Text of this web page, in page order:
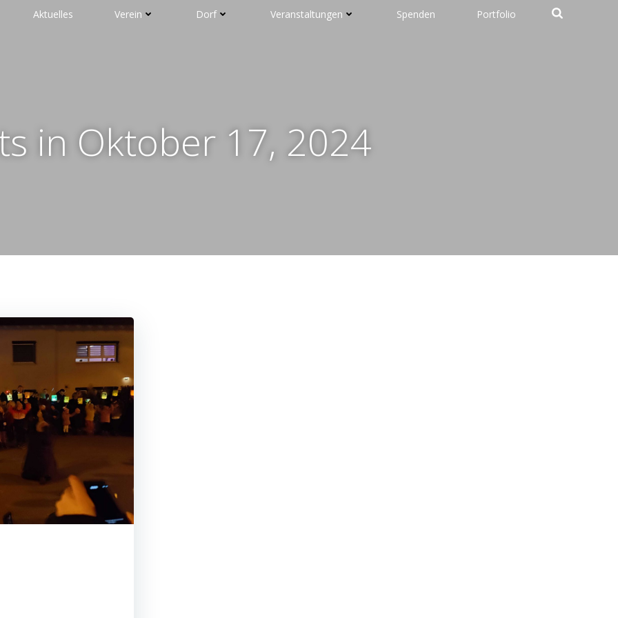
Aktuelles Verein Dorf Veranstaltungen Spenden Portfolio
in Oktober 17, 2024